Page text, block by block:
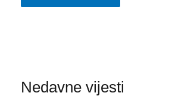
Nedavne vijesti